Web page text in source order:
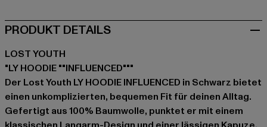
PRODUKT DETAILS
LOST YOUTH
"LY HOODIE ""INFLUENCED"""
Der Lost Youth LY HOODIE INFLUENCED in Schwarz bietet
einen unkomplizierten, bequemen Fit für deinen Alltag.
Gefertigt aus 100% Baumwolle, punktet er mit einem